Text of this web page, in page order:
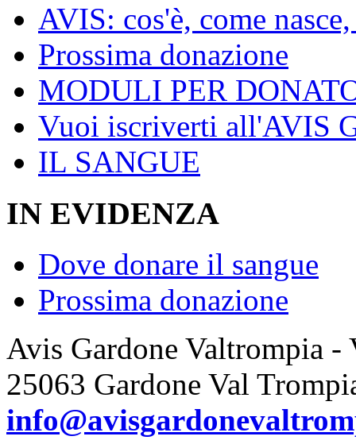
AVIS: cos'è, come
Prossima donazione
MODULI PER
Vuoi iscriverti all'AVIS
IL SANGUE
IN EVIDENZA
Dove donare il sangue
Prossima donazione
Avis Gardone Valtrompia
25063 Gardone Val